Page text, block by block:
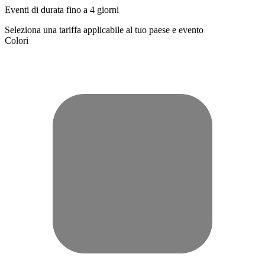
Eventi di durata fino a 4 giorni
Seleziona una tariffa applicabile al tuo paese e evento
Colori